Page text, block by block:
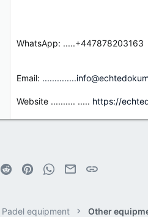
WhatsApp: .....+447878203163
Email:
Website .......... ..... https://
Reddit PinterestWhatsApp
EmailLink
Padel equipment Other